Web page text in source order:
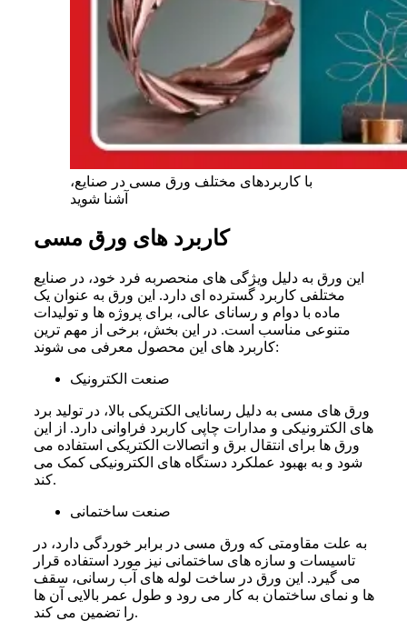
با کاربردهای مختلف ورق مسی در صنایع،
آشنا شوید
کاربرد های ورق مسی
این ورق به دلیل ویژگی‌ های منحصربه‌ فرد خود، در صنایع
مختلفی کاربرد گسترده‌ ای دارد. این ورق به عنوان یک
ماده با دوام و رسانای عالی، برای پروژه‌ ها و تولیدات
متنوعی مناسب است. در این بخش، برخی از مهم‌ ترین
کاربرد های این محصول معرفی می‌ شوند:
صنعت الکترونیک
ورق های مسی به دلیل رسانایی الکتریکی بالا، در تولید برد
های الکترونیکی و مدارات چاپی کاربرد فراوانی دارد. از این
ورق‌ ها برای انتقال برق و اتصالات الکتریکی استفاده می‌
شود و به بهبود عملکرد دستگاه‌ های الکترونیکی کمک می‌
کند.
صنعت ساختمانی
به علت مقاومتی که ورق مسی در برابر خوردگی دارد، در
تاسیسات و سازه‌ های ساختمانی نیز مورد استفاده قرار
می‌ گیرد. این ورق در ساخت لوله‌ های آب‌ رسانی، سقف‌
ها و نمای ساختمان به کار می‌ رود و طول عمر بالایی آن ها
را تضمین می‌ کند.